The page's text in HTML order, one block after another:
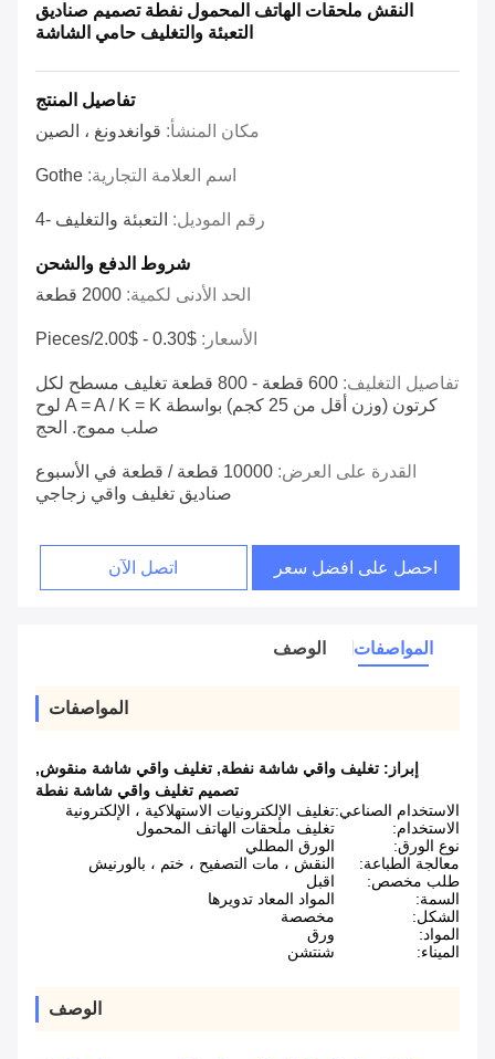
النقش ملحقات الهاتف المحمول نفطة تصميم صناديق
التعبئة والتغليف حامي الشاشة
تفاصيل المنتج
مكان المنشأ: قوانغدونغ ، الصين
اسم العلامة التجارية: Gothe
رقم الموديل: التعبئة والتغليف -4
شروط الدفع والشحن
الحد الأدنى لكمية: 2000 قطعة
الأسعار: $0.30 - $2.00/pieces
تفاصيل التغليف:
600 قطعة - 800 قطعة تغليف مسطح لكل
كرتون (وزن أقل من 25 كجم) بواسطة A = A / K = K لوح
صلب مموج. الحج
القدرة على العرض:
10000 قطعة / قطعة في الأسبوع
صناديق تغليف واقي زجاجي
احصل على افضل سعر اتصل الآن
المواصفات الوصف
المواصفات
إبراز: تغليف واقي شاشة نفطة, تغليف واقي شاشة منقوش,
تصميم تغليف واقي شاشة نفطة
الاستخدام الصناعي:تغليف الإلكترونيات الاستهلاكية ، الإلكترونية
الاستخدام:
تغليف ملحقات الهاتف المحمول
نوع الورق:
الورق المطلي
معالجة الطباعة:
النقش ، مات التصفيح ، ختم ، بالورنيش
طلب مخصص:
اقبل
السمة:
المواد المعاد تدويرها
الشكل:
مخصصة
المواد:
ورق
الميناء:
شنتشن
الوصف